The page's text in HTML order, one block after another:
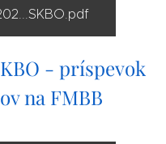
- príspevok
na FMBB